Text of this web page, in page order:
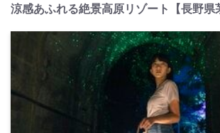
涼感あふれる絶景高原リゾート【長野県